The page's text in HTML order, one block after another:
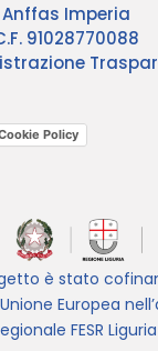
Anffas Imperia
91028770088
Policy
è stato
Europea
FESR